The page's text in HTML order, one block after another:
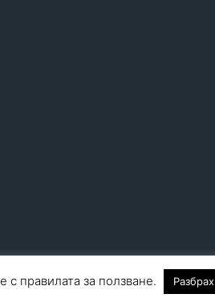
За реклама СПРАВОЧНИК
с правилата за ползване. Разбрах